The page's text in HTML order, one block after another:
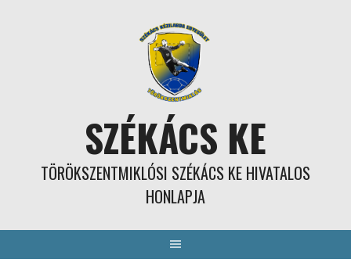
SZÉKÁCS KE
TÖRÖKSZENTMIKLÓSI SZÉKÁCS KE HIVATALOS
HONLAPJA